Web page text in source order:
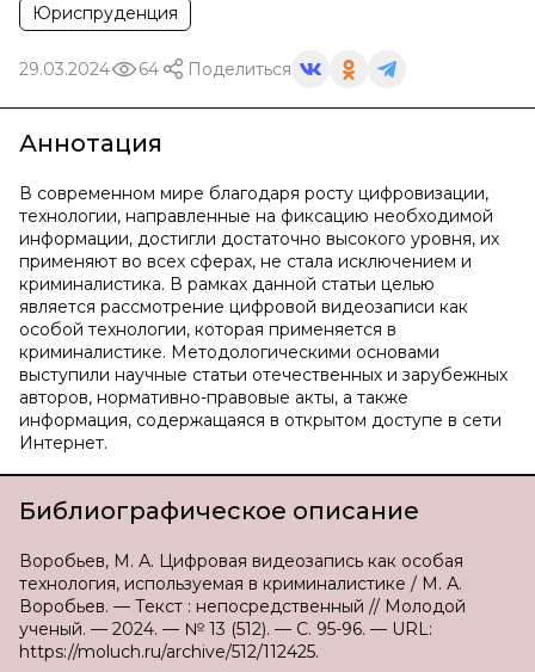
Юриспруденция
29.03.2024 64 Поделиться
Аннотация
В современном мире благодаря росту цифровизации,
технологии, направленные на фиксацию необходимой
информации, достигли достаточно высокого уровня, их
применяют во всех сферах, не стала исключением и
криминалистика. В рамках данной статьи целью
является рассмотрение цифровой видеозаписи как
особой технологии, которая применяется в
криминалистике. Методологическими основами
выступили научные статьи отечественных и зарубежных
авторов, нормативно-правовые акты, а также
информация, содержащаяся в открытом доступе в сети
Интернет.
Библиографическое описание
Воробьев, М. А. Цифровая видеозапись как особая
технология, используемая в криминалистике / М. А.
Воробьев. — Текст : непосредственный // Молодой
ученый. — 2024. — № 13 (512). — С. 95-96. — URL:
https://moluch.ru/archive/512/112425.